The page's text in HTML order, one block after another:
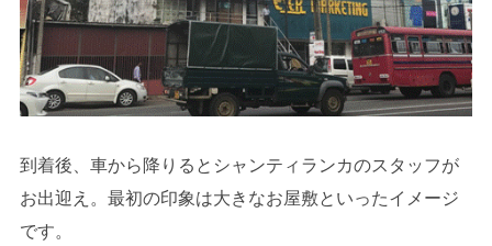
到着後、車から降りるとシャンティランカのスタッフが
お出迎え。最初の印象は大きなお屋敷といったイメージ
です。